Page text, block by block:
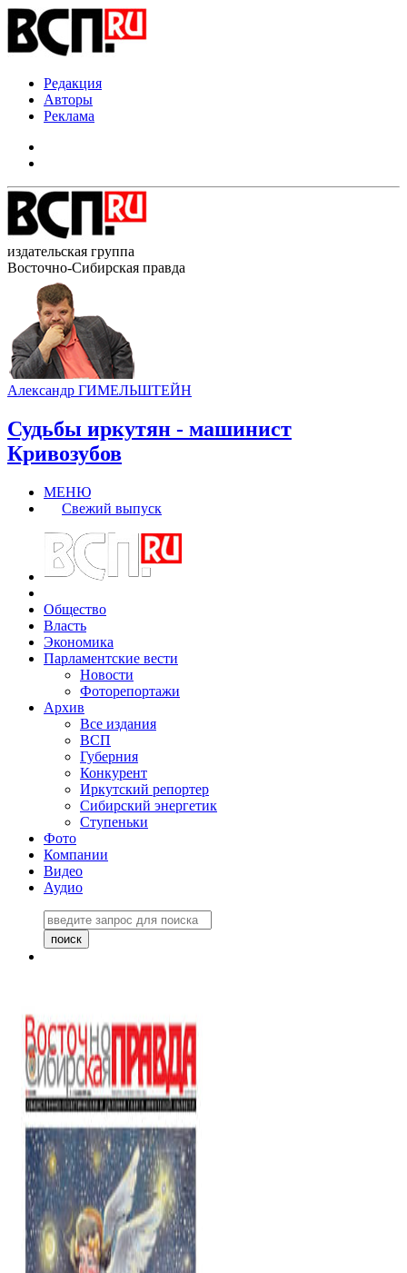
Редакция
Авторы
Реклама
издательская группа
Восточно-Сибирская правда
Александр ГИМЕЛЬШТЕЙН
Судьбы иркутян - машинист
Кривозубов
МЕНЮ
Свежий выпуск
Общество
Власть
Экономика
Парламентские вести
Новости
Фоторепортажи
Архив
Все издания
ВСП
Губерния
Конкурент
Иркутский репортер
Сибирский энергетик
Ступеньки
Фото
Компании
Видео
Аудио